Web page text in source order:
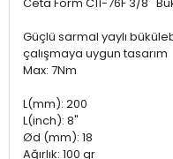
Ceta Form C11-76F 3/8''
Güçlü sarmal yaylı
çalışmaya uygun tasarım
Max: 7Nm
L(mm): 200
L(inch): 8"
Ød (mm): 18
Ağırlık: 100 gr